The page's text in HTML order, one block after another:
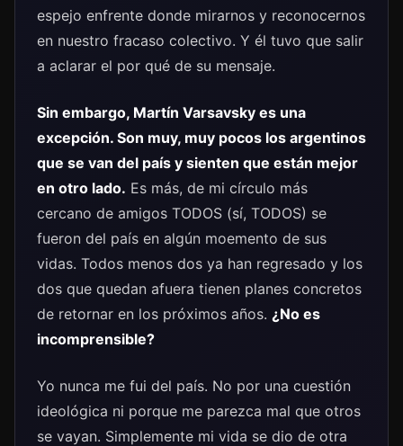
espejo enfrente donde mirarnos y reconocernos
en nuestro fracaso colectivo. Y él tuvo que salir
a aclarar el por qué de su mensaje.
Sin embargo, Martín Varsavsky es una
excepción. Son muy, muy pocos los argentinos
que se van del país y sienten que están mejor
en otro lado. Es más, de mi círculo más
cercano de amigos TODOS (sí, TODOS) se
fueron del país en algún moemento de sus
vidas. Todos menos dos ya han regresado y los
dos que quedan afuera tienen planes concretos
de retornar en los próximos años. ¿No es
incomprensible?
Yo nunca me fui del país. No por una cuestión
ideológica ni porque me parezca mal que otros
se vayan. Simplemente mi vida se dio de otra